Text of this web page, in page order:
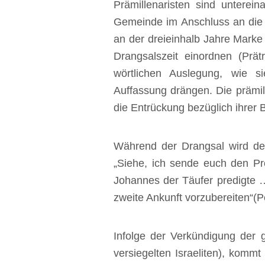
‍Prämillenaristen sind
Gemeinde im Anschluss an
an der dreieinhalb Jahre
Drangsalszeit einordnen
wörtlichen Auslegung, wie
Auffassung drängen. Die
die Entrückung bezüglich ihrer
‍Während der Drangsal wird
„Siehe, ich sende euch den
Johannes der Täufer predigte
zweite Ankunft
‍Infolge der Verkündigung der
versiegelten Israeliten),